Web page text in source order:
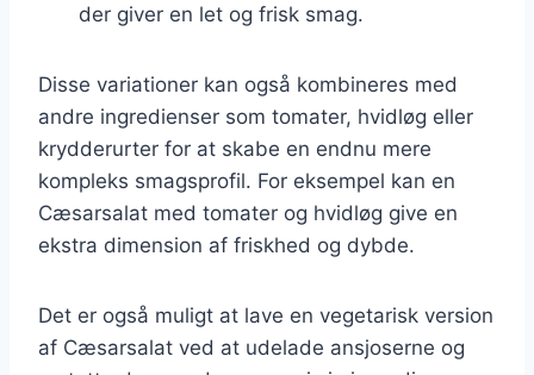
der giver en let og frisk smag.
Disse variationer kan også kombineres med
andre ingredienser som tomater, hvidløg eller
krydderurter for at skabe en endnu mere
kompleks smagsprofil. For eksempel kan en
Cæsarsalat med tomater og hvidløg give en
ekstra dimension af friskhed og dybde.
Det er også muligt at lave en vegetarisk version
af Cæsarsalat ved at udelade ansjoserne og